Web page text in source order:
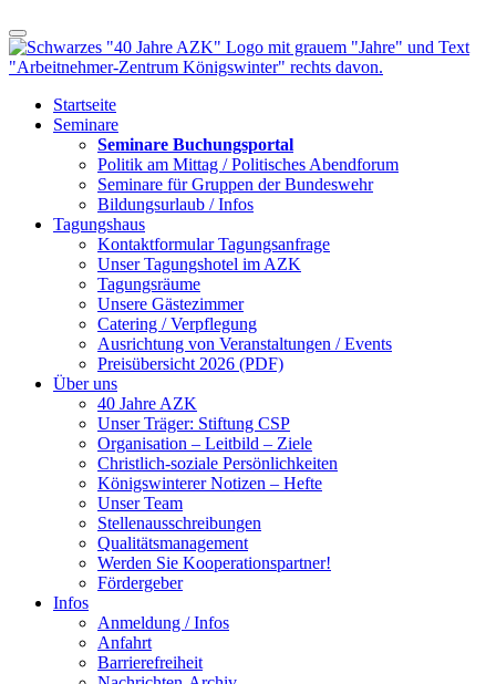
Startseite
Seminare
Seminare Buchungsportal
Politik am Mittag / Politisches Abendforum
Seminare für Gruppen der Bundeswehr
Bildungsurlaub / Infos
Tagungshaus
Kontaktformular Tagungsanfrage
Unser Tagungshotel im AZK
Tagungsräume
Unsere Gästezimmer
Catering / Verpflegung
Ausrichtung von Veranstaltungen / Events
Preisübersicht 2026 (PDF)
Über uns
40 Jahre AZK
Unser Träger: Stiftung CSP
Organisation – Leitbild – Ziele
Christlich-soziale Persönlichkeiten
Königswinterer Notizen – Hefte
Unser Team
Stellenausschreibungen
Qualitätsmanagement
Werden Sie Kooperationspartner!
Fördergeber
Infos
Anmeldung / Infos
Anfahrt
Barrierefreiheit